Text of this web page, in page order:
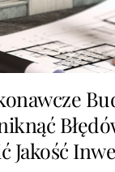
Jakość